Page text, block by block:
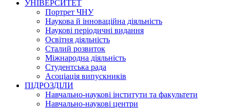
УНІВЕРСИТЕТ
Портрет ЧНУ
Наукова й інноваційна діяльність
Наукові періодичні видання
Освітня діяльність
Сталий розвиток
Міжнародна діяльність
Студентська рада
Асоціація випускників
ПІДРОЗДІЛИ
Навчально-наукові інститути та факультети
Навчально-наукові центри